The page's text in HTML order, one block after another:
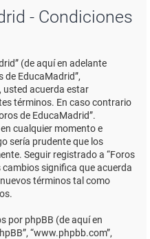
- Condiciones
(de aquí en adelante
de EducaMadrid”,
acuerda estar
términos. En caso contrario
de EducaMadrid”.
cualquier momento e
sería prudente que los
Seguir registrado a “Foros
cambios significa que acuerda
términos tal como
por phpBB (de aquí en
“www.phpbb.com”,